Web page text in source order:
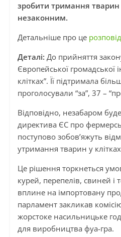
зробити тримання тварин
незаконним.
Детальніше про це
Деталі: До прийняття
Європейської громадської
клітках”. Її підтримала
проголосували “за”, 37 –
Відповідно, незабаром
директива ЄС про
поступово зобов’яжуть
утримання тварин у
Це рішення торкнеться
курей, перепелів, свиней і
вплине на імпортовану
парламент закликав
жорстоке насильницьке
для виробництва фуа-гра.